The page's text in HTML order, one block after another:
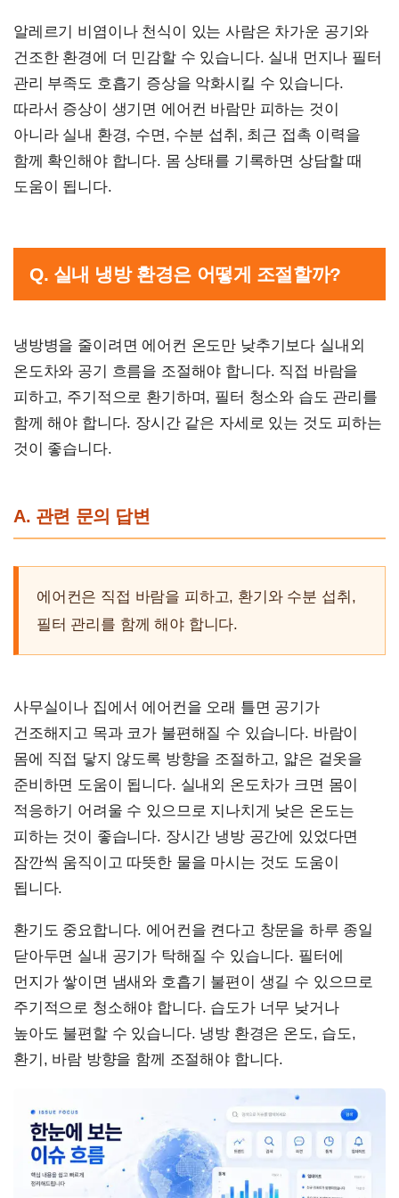
알레르기 비염이나 천식이 있는 사람은 차가운 공기와
건조한 환경에 더 민감할 수 있습니다. 실내 먼지나 필터
관리 부족도 호흡기 증상을 악화시킬 수 있습니다.
따라서 증상이 생기면 에어컨 바람만 피하는 것이
아니라 실내 환경, 수면, 수분 섭취, 최근 접촉 이력을
함께 확인해야 합니다. 몸 상태를 기록하면 상담할 때
도움이 됩니다.
Q. 실내 냉방 환경은 어떻게 조절할까?
냉방병을 줄이려면 에어컨 온도만 낮추기보다 실내외
온도차와 공기 흐름을 조절해야 합니다. 직접 바람을
피하고, 주기적으로 환기하며, 필터 청소와 습도 관리를
함께 해야 합니다. 장시간 같은 자세로 있는 것도 피하는
것이 좋습니다.
A. 관련 문의 답변
에어컨은 직접 바람을 피하고, 환기와 수분 섭취,
필터 관리를 함께 해야 합니다.
사무실이나 집에서 에어컨을 오래 틀면 공기가
건조해지고 목과 코가 불편해질 수 있습니다. 바람이
몸에 직접 닿지 않도록 방향을 조절하고, 얇은 겉옷을
준비하면 도움이 됩니다. 실내외 온도차가 크면 몸이
적응하기 어려울 수 있으므로 지나치게 낮은 온도는
피하는 것이 좋습니다. 장시간 냉방 공간에 있었다면
잠깐씩 움직이고 따뜻한 물을 마시는 것도 도움이
됩니다.
환기도 중요합니다. 에어컨을 켠다고 창문을 하루 종일
닫아두면 실내 공기가 탁해질 수 있습니다. 필터에
먼지가 쌓이면 냄새와 호흡기 불편이 생길 수 있으므로
주기적으로 청소해야 합니다. 습도가 너무 낮거나
높아도 불편할 수 있습니다. 냉방 환경은 온도, 습도,
환기, 바람 방향을 함께 조절해야 합니다.